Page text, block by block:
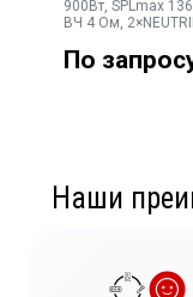
900Вт, SPLmax
ВЧ 4 Ом,
По
Наши